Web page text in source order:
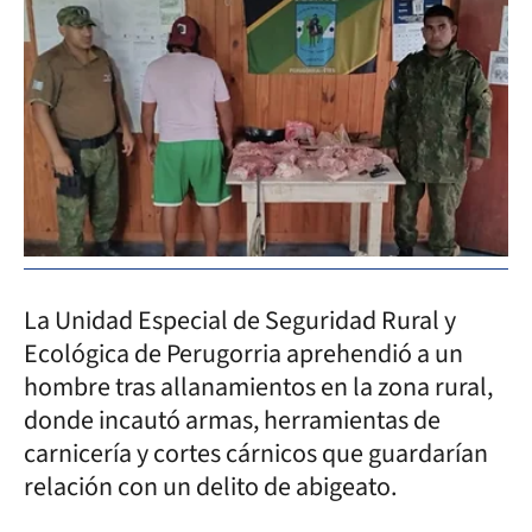
La Unidad Especial de Seguridad Rural y
Ecológica de Perugorria aprehendió a un
hombre tras allanamientos en la zona rural,
donde incautó armas, herramientas de
carnicería y cortes cárnicos que guardarían
relación con un delito de abigeato.